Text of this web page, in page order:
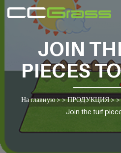
JOIN
PIECES
На главную> >ПРОДУКЦИЯ> >
Join the turf